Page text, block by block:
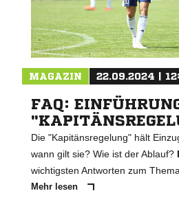
MAGAZIN 22.09.2024 |
FAQ:
Die "Kapitänsregelung" hält
wann gilt sie? Wie ist der Ablauf?
wichtigsten Antworten zum
Mehr lesen